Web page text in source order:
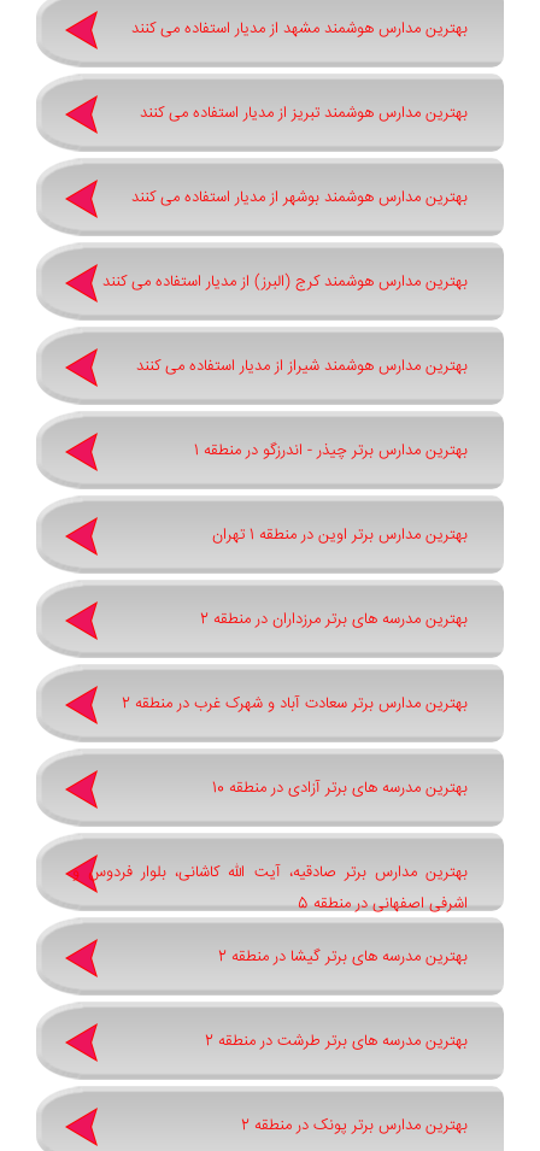
بهترین مدارس هوشمند مشهد از مدیار استفاده می کنند
بهترین مدارس هوشمند تبریز از مدیار استفاده می کنند
بهترین مدارس هوشمند بوشهر از مدیار استفاده می کنند
بهترین مدارس هوشمند کرج (البرز) از مدیار استفاده می کنند
بهترین مدارس هوشمند شیراز از مدیار استفاده می کنند
بهترین مدارس برتر چیذر - اندرزگو در منطقه 1
بهترین مدارس برتر اوین در منطقه 1 تهران
بهترین مدرسه های برتر مرزداران در منطقه 2
بهترین مدارس برتر سعادت آباد و شهرک غرب در منطقه 2
بهترین مدرسه های برتر آزادی در منطقه 10
بهترین مدارس برتر صادقیه، آیت الله کاشانی، بلوار فردوس و
اشرفی اصفهانی در منطقه 5
بهترین مدرسه های برتر گیشا در منطقه 2
بهترین مدرسه های برتر طرشت در منطقه 2
بهترین مدارس برتر پونک در منطقه 2